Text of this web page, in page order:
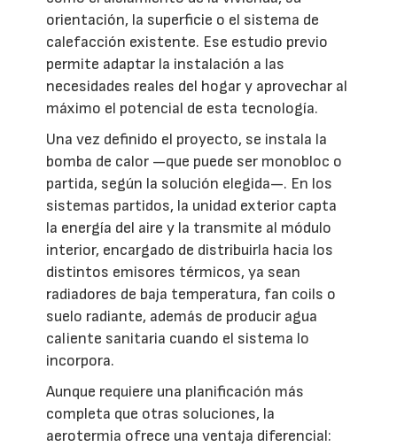
orientación, la superficie o el sistema de
calefacción existente. Ese estudio previo
permite adaptar la instalación a las
necesidades reales del hogar y aprovechar al
máximo el potencial de esta tecnología.
Una vez definido el proyecto, se instala la
bomba de calor —que puede ser monobloc o
partida, según la solución elegida—. En los
sistemas partidos, la unidad exterior capta
la energía del aire y la transmite al módulo
interior, encargado de distribuirla hacia los
distintos emisores térmicos, ya sean
radiadores de baja temperatura, fan coils o
suelo radiante, además de producir agua
caliente sanitaria cuando el sistema lo
incorpora.
Aunque requiere una planificación más
completa que otras soluciones, la
aerotermia ofrece una ventaja diferencial: